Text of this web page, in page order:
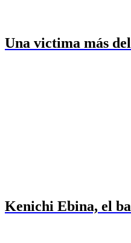
Una victima más
Kenichi Ebina, el